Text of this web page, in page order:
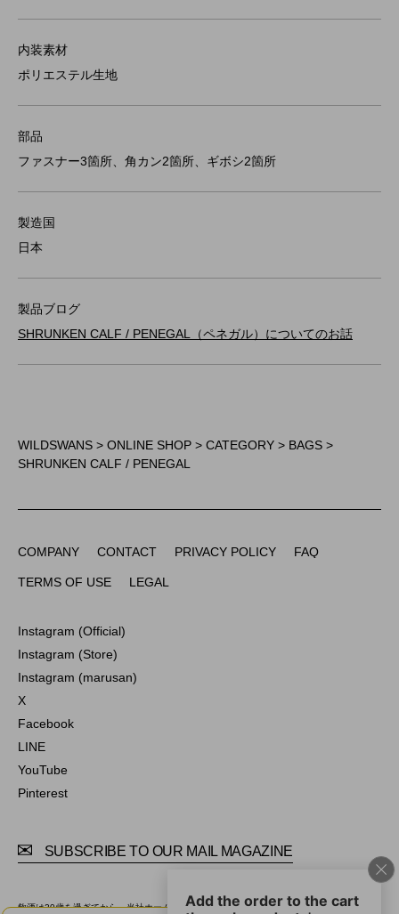
内装素材
ポリエステル生地
部品
ファスナー3箇所、角カン2箇所、ギボシ2箇所
製造国
日本
製品ブログ
SHRUNKEN CALF / PENEGAL（ペネガル）についてのお話
WILDSWANS > ONLINE SHOP > CATEGORY > BAGS >
SHRUNKEN CALF / PENEGAL
COMPANY
CONTACT
PRIVACY POLICY
FAQ
TERMS OF USE
LEGAL
Instagram (Official)
Instagram (Store)
Instagram (marusan)
X
Facebook
LINE
YouTube
Pinterest
SUBSCRIBE TO OUR MAIL MAGAZINE
飲酒は20歳を過ぎてから。当社ホームページでは20歳未満の方への酒類の販売は行ってお